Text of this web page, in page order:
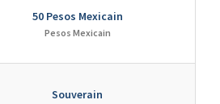
50 Pesos Mexicain
Pesos Mexicain
Souverain